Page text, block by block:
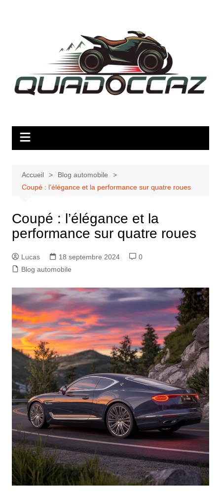
Accueil
Blog automobile
Coupé : l’élégance et la performance sur quatre roues
Coupé : l’élégance et la
performance sur quatre roues
Lucas 18 septembre 2024
0
Blog automobile